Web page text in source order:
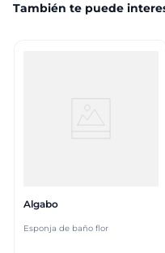
También te puede
Algabo
Esponja de baño flor